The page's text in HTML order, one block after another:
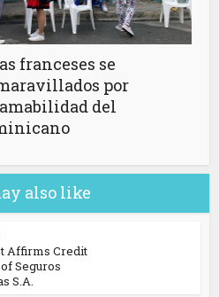
franceses se
por
del
also like
Affirms Credit
Seguros
S.A.